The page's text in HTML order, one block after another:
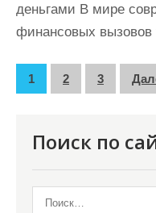
деньгами В мире
финансовых
П
1 2 3
Поиск по